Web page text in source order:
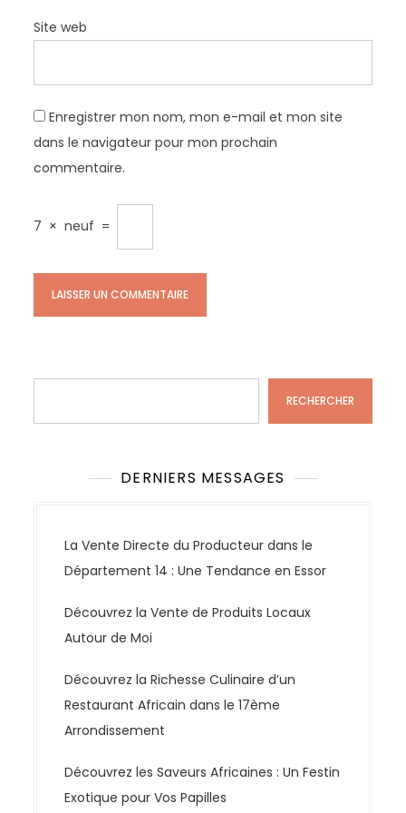
Site web
Enregistrer mon nom, mon e-mail et mon site
dans le navigateur pour mon prochain
commentaire.
7 × neuf =
RECHERCHER
DERNIERS MESSAGES
La Vente Directe du Producteur dans le
Département 14 : Une Tendance en Essor
Découvrez la Vente de Produits Locaux
Autour de Moi
Découvrez la Richesse Culinaire d’un
Restaurant Africain dans le 17ème
Arrondissement
Découvrez les Saveurs Africaines : Un Festin
Exotique pour Vos Papilles